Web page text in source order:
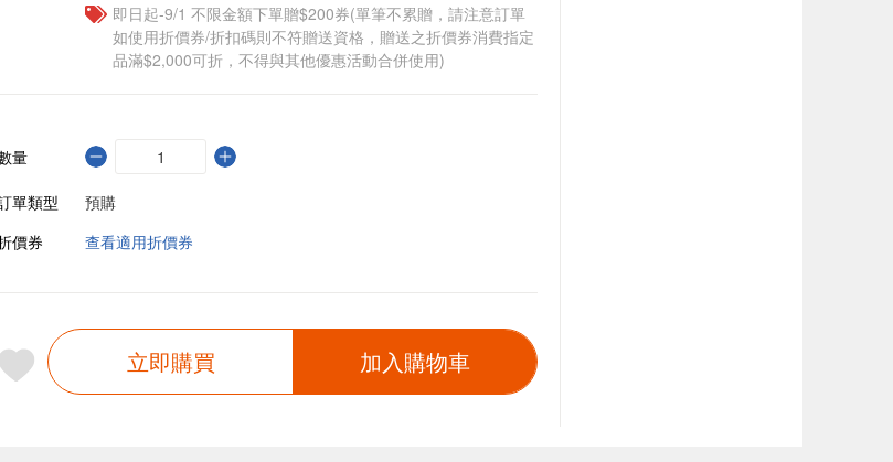
即日起-9/1 不限金額下單贈$200券(單筆不累贈，請注意訂單
如使用折價券/折扣碼則不符贈送資格，贈送之折價券消費指定
品滿$2,000可折，不得與其他優惠活動合併使用)
量
單類型
預購
價券
查看適用折價券
立即購買 加入購物車